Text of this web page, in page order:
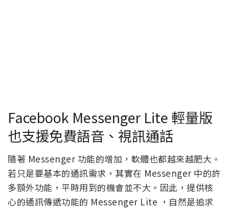
Facebook Messenger Lite 輕量版
也支援免費語音、視訊通話
隨著 Messenger 功能的增加，軟體也都越來越肥大。
若只是要基本的通訊需求，其實在 Messenger 中的許
多額外功能，平時用到的機會並不大。因此，提供核
心的通訊傳遞功能的 Messenger Lite ，自然是追求